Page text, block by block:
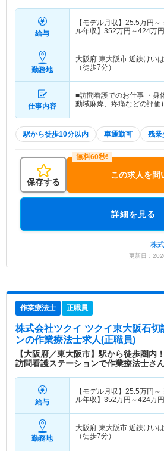
給与
【モデル月収】 25.5万円～
ル年収】 352万円～424万円
勤務地
大阪府 東大阪市 近鉄けい
（徒歩7分）
仕事内容
■訪問看護でのお仕事 ・身
動域麻痺、疼痛などの評
駅から徒歩10分以内 車通勤可 残業
保存する
この求人を問
詳細を見る
株
更新日：
作業療法士 正職員
株式会社ツクイ ツクイ東大阪石切
ンの作業療法士求人(正職員)
【大阪府／東大阪市】駅から徒歩圏内
訪問看護ステーションで作業療法士さ
給与
【モデル月収】 25.5万円～
ル年収】 352万円～424万円
勤務地
大阪府 東大阪市 近鉄けい
（徒歩7分）